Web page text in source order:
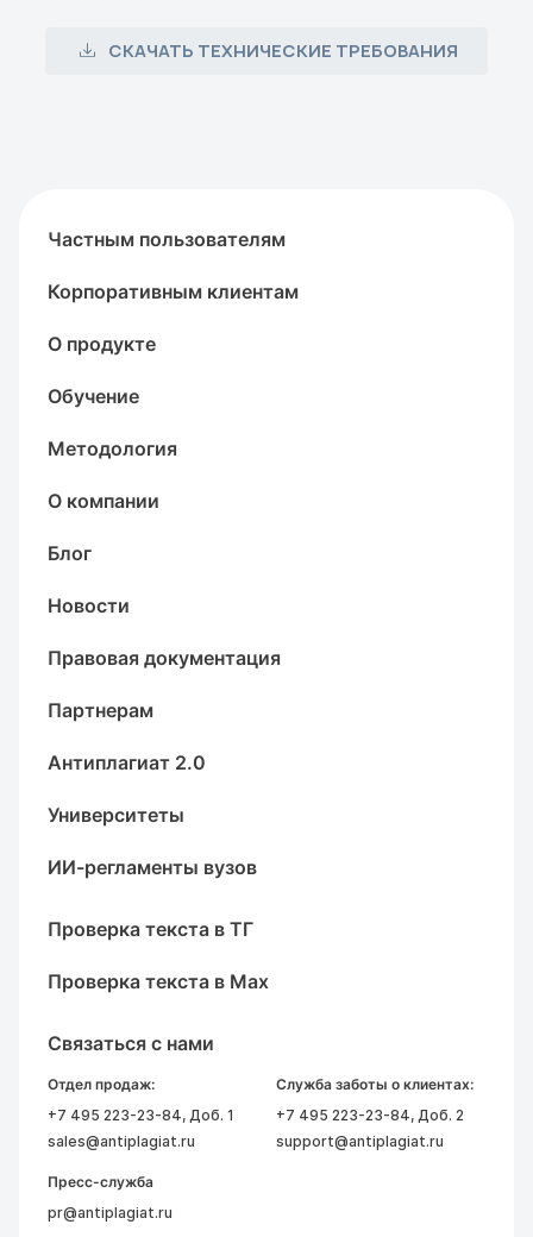
СКАЧАТЬ ТЕХНИЧЕСКИЕ ТРЕБОВАНИЯ
Частным пользователям
Корпоративным клиентам
О продукте
Обучение
Методология
О компании
Блог
Новости
Правовая документация
Партнерам
Антиплагиат 2.0
Университеты
ИИ-регламенты вузов
Проверка текста в ТГ
Проверка текста в Max
Связаться с нами
Отдел продаж:
+7 495 223-23-84, Доб. 1
sales@antiplagiat.ru
Служба заботы о клиентах:
+7 495 223-23-84, Доб. 2
support@antiplagiat.ru
Пресс-служба
pr@antiplagiat.ru